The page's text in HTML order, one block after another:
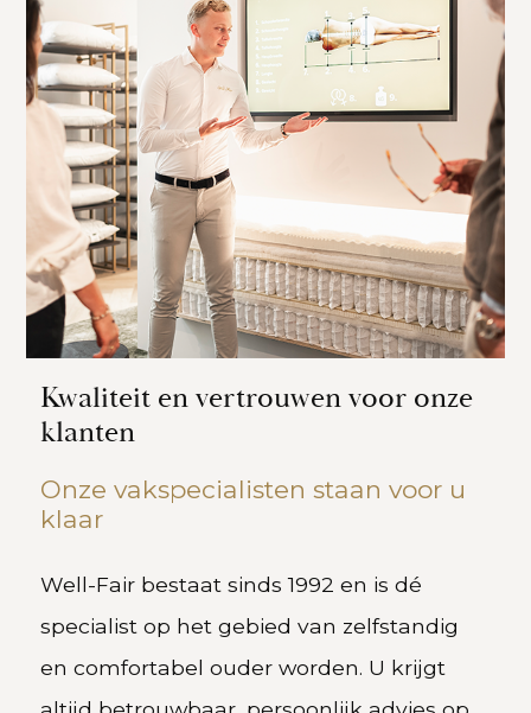
Kwaliteit en vertrouwen voor onze
klanten
Onze vakspecialisten staan voor u
klaar
Well-Fair bestaat sinds 1992 en is dé
specialist op het gebied van zelfstandig
en comfortabel ouder worden. U krijgt